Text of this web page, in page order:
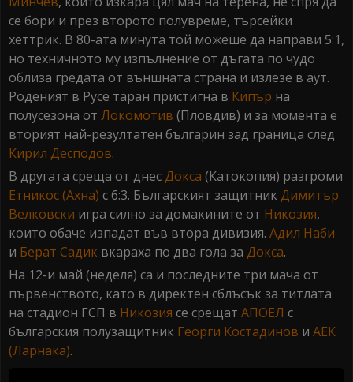
се бори и през второто полувреме, търсейки
хеттрик. В 80-ата минута той можеше да направи 5:1,
но техничното му изпълнение от дъгата по чудо
облиза гредата от външната страна и излезе в аут.
Роденият в Русе таран пристигна в Кипър на
полусезона от Локомотив (Пловдив) и за момента е
вторият най-резултатен българин зад граница след
Кирил Десподов.
В другата среща от днесДокса (Катокопия) разгроми
Етникос (Ахна) с 6:3. Българският защитник Димитър
Велковски игра силно за домакините от Никозия,
които обаче изпадат във втора дивизия. Адил Наби
и Берат Садик вкараха по два гола за Докса.
На 12-и май (неделя) са и последните три мача от
първенството, като в директен сблъсък за титлата
на стадион ГСП в Никозия се срещат АПОЕЛ с
българския полузащитник Георги Костадинов и АЕК
(Ларнака).